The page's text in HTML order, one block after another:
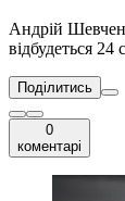
Андрій
відбудеться 24
Поділитись
0
коментарі